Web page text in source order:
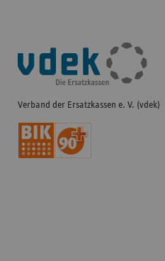
Fußleisten-
Navigation
Verband der Ersatzkassen e. V. (vdek)